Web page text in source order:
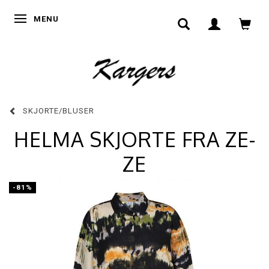
SKIFTE NAVIGATION
MENU
SKJORTE/BLUSER
HELMA SKJORTE FRA ZE-
ZE
-81%